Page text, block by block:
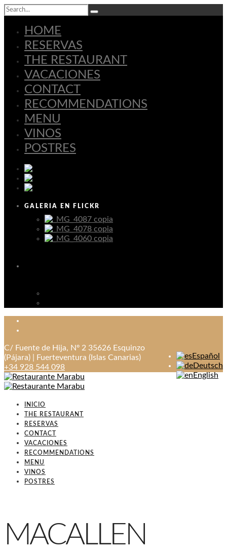
HOME
RESERVAS
THE RESTAURANT
VACACIONES
CONTACT
RECOMMENDATIONS
MENU
VINOS
POSTRES
GALERIA EN FLICKR
Español
Deutsch
English
C/ Fuente de Hija, Nº 2 35626 Esquinzo
(Pájara) | Fuerteventura (Islas Canarias)
+34 928 544 098
INICIO
THE RESTAURANT
RESERVAS
CONTACT
VACACIONES
RECOMMENDATIONS
MENU
VINOS
POSTRES
MACALLEN